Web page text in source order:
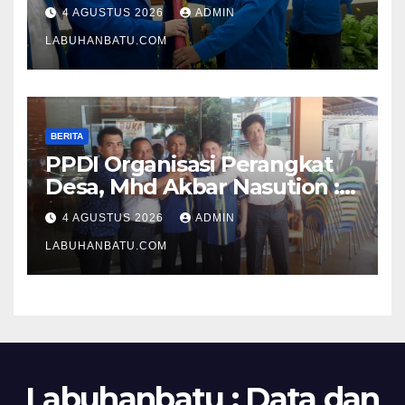
Resmi Nahkodai KNPI
Jeneponto
4 AGUSTUS 2026 ADMIN
LABUHANBATU.COM
BERITA
PPDI Organisasi Perangkat
Desa, Mhd Akbar Nasution :
Dualisme Tidak Boleh
Membuat Perpecahan
4 AGUSTUS 2026 ADMIN
LABUHANBATU.COM